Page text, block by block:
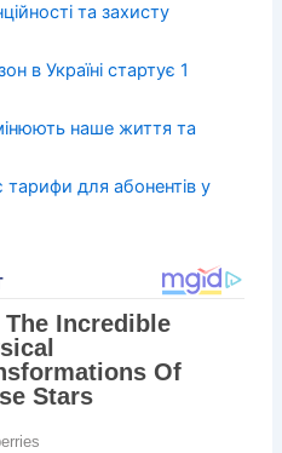
та захисту
в Україні стартує 1
наше життя та
тарифи для абонентів у